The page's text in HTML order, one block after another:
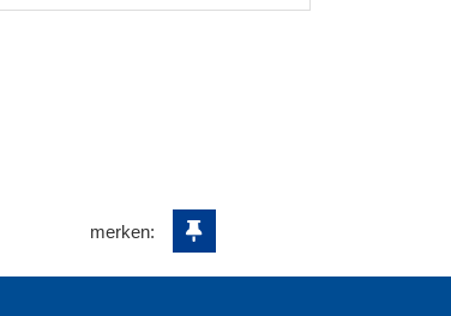
merken: